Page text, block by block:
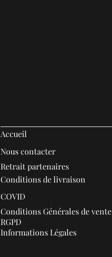
Accueil
Nous contacter
Retrait partenaires
Conditions de livraison
COVID
Conditions Générales de vente
RGPD
Informations Légales